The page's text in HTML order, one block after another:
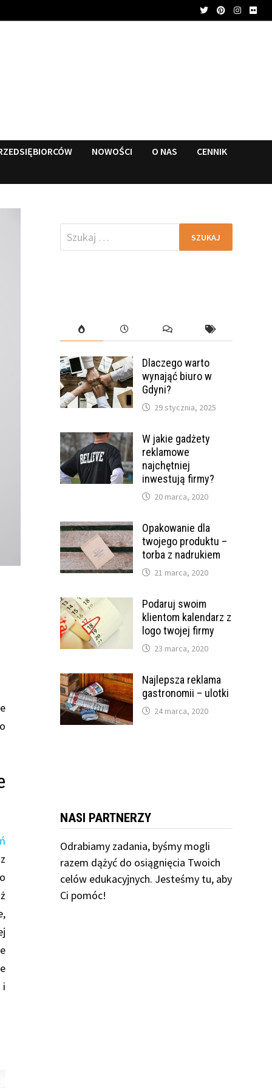
NOWOŚCI O NAS CENNIK
i
Szukaj:
Dlaczego warto
wynająć biuro w
Gdyni?
29 stycznia, 2025
W jakie gadżety
reklamowe
najchętniej
inwestują firmy?
20 marca, 2020
Opakowanie dla
twojego produktu –
torba z nadrukiem
21 marca, 2020
Podaruj swoim
klientom kalendarz z
logo twojej firmy
23 marca, 2020
Najlepsza reklama
gastronomii – ulotki
24 marca, 2020
NASI PARTNERZY
Odrabiamyzadania, byśmy mogli
razem dążyć do osiągnięcia Twoich
celów edukacyjnych. Jesteśmy tu, aby
Ci pomóc!